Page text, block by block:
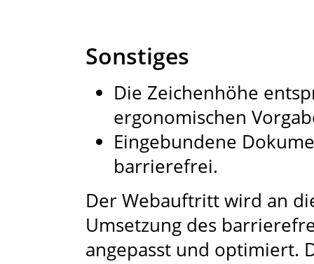
Sonstiges
Die Zeichenhöhe
ergonomischen
Eingebundene
barrierefrei.
Der Webauftritt wird an
Umsetzung des
angepasst und optimiert.